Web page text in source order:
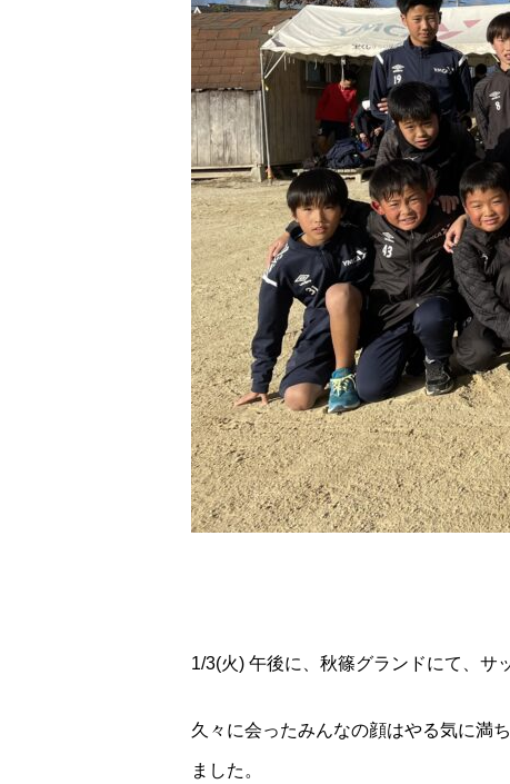
1/3(火) 午後に、秋篠グランドにて、サ
久々に会ったみんなの顔はやる気に満
ました。